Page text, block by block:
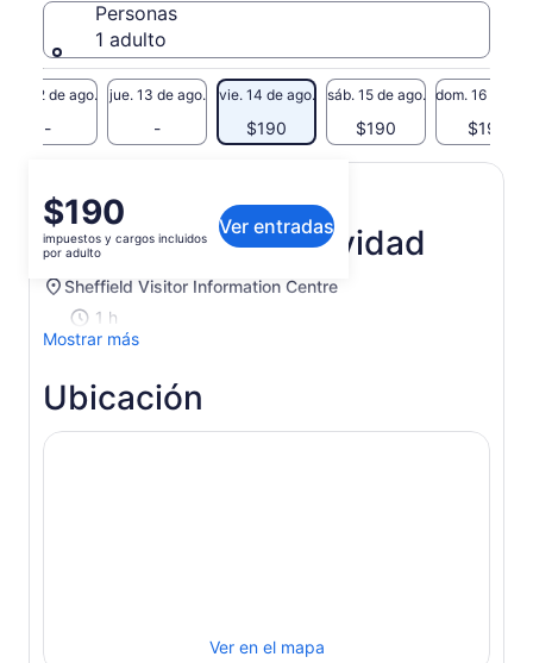
Personas
1 adulto
12 de ago.
-
jue. 13 de ago.
-
vie. 14 de ago.
$190
sáb. 15 de ago.
$190
dom. 16 de
$190
El
precio
es
de
$190.
por
adulto
$190
impuestos y cargos incluidos
por adulto
Ver entradas
Itinerario de la actividad
Sheffield Visitor Information Centre
1 h
Mostrar más
Ubicación
Ver en el mapa